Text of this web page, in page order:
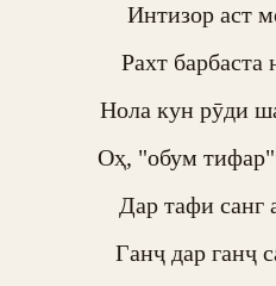
Интизор аст
Рахт
Нола кун рӯди
Оҳ, "обум
Дар тафи санг
Ганҷ дар ганҷ